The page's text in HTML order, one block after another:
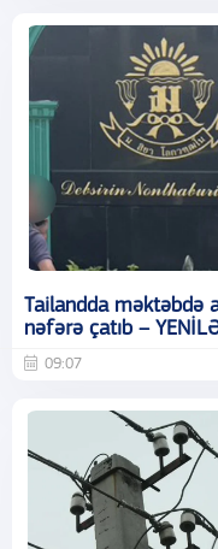
Tailandda məktəbdə
nəfərə çatıb –
09:07